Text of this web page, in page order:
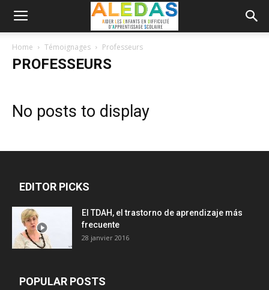
Home Témoignages Professeurs
PROFESSEURS
No posts to display
EDITOR PICKS
El TDAH, el trastorno de aprendizaje más
frecuente
28 janvier 2016
POPULAR POSTS